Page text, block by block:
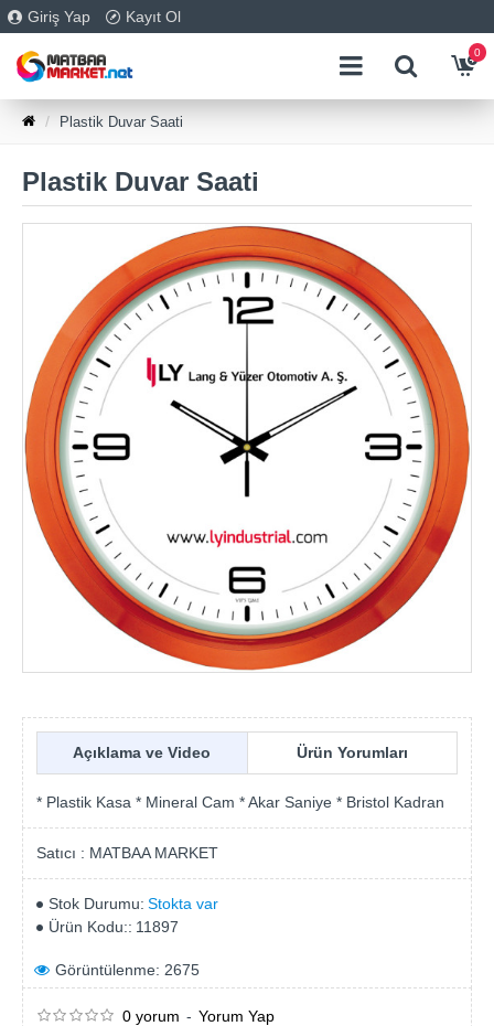
Giriş Yap Kayıt Ol
0
Plastik Duvar Saati
Plastik Duvar Saati
Açıklama ve Video Ürün Yorumları
* Plastik Kasa * Mineral Cam * Akar Saniye * Bristol Kadran
Satıcı : MATBAA MARKET
Stok Durumu: Stokta var
Ürün Kodu:: 11897
Görüntülenme: 2675
0 yorum - Yorum Yap